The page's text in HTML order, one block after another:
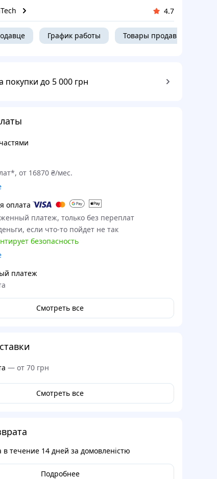
4.7
График работы Товары продавца
покупки до 5 000 грн
от 16870 ₴/мес.
оплата
платеж, только без переплат
если что-то пойдет не так
безопасность
платеж
Смотреть все
— от 70 грн
Смотреть все
в течение 14 дней за домовленістю
Подробнее